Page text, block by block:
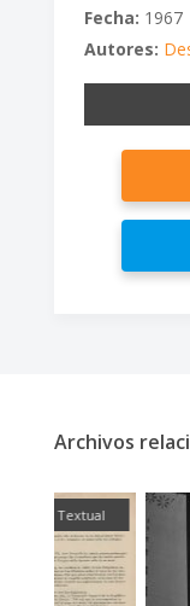
Fecha: 1967
Autores:
Archivos